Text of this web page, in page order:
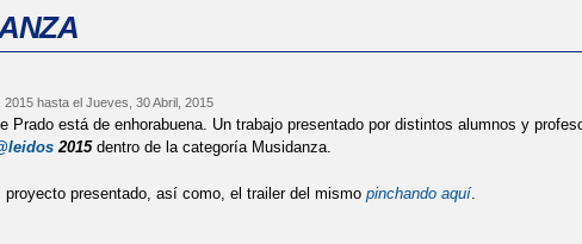
2015hasta el Jueves, 30 Abril, 2015
Prado está de enhorabuena. Un trabajo presentado por distintos alumnos y
2015 dentro de la categoría Musidanza.
proyecto presentado, así como, el trailer del mismo pinchando aquí.